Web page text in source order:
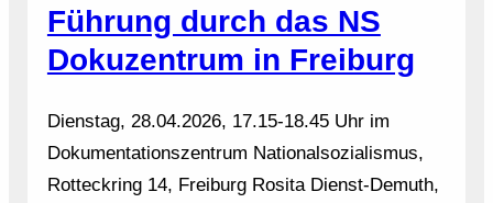
Führung durch das NS
Dokuzentrum in Freiburg
Dienstag, 28.04.2026, 17.15-18.45 Uhr im
Dokumentationszentrum Nationalsozialismus,
Rotteckring 14, Freiburg Rosita Dienst-Demuth,